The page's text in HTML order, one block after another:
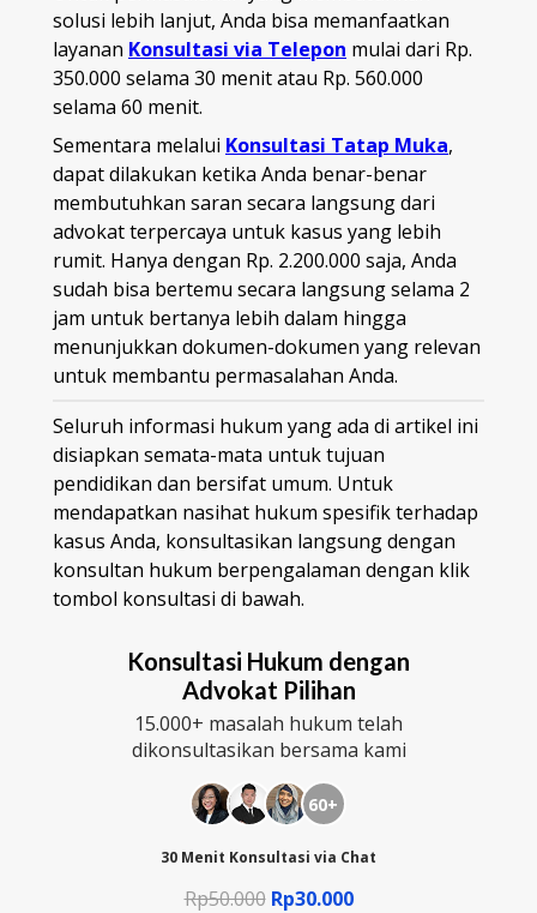
solusi lebih lanjut, Anda bisa memanfaatkan
layanan Konsultasi via Telepon mulai dari Rp.
350.000 selama 30 menit atau Rp. 560.000
selama 60 menit.
Sementara melalui Konsultasi Tatap Muka,
dapat dilakukan ketika Anda benar-benar
membutuhkan saran secara langsung dari
advokat terpercaya untuk kasus yang lebih
rumit. Hanya dengan Rp. 2.200.000 saja, Anda
sudah bisa bertemu secara langsung selama 2
jam untuk bertanya lebih dalam hingga
menunjukkan dokumen-dokumen yang relevan
untuk membantu permasalahan Anda.
Seluruh informasi hukum yang ada di artikel ini
disiapkan semata-mata untuk tujuan
pendidikan dan bersifat umum. Untuk
mendapatkan nasihat hukum spesifik terhadap
kasus Anda, konsultasikan langsung dengan
konsultan hukum berpengalaman dengan klik
tombol konsultasi di bawah.
Konsultasi Hukum dengan
Advokat Pilihan
15.000+ masalah hukum telah
dikonsultasikan bersama kami
60+
30 Menit Konsultasi via Chat
Rp50.000 Rp30.000